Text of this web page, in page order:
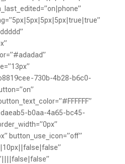
730b-4b28-b6c0-
b0aa-4a65-bc45-
button_use_icon=”off”